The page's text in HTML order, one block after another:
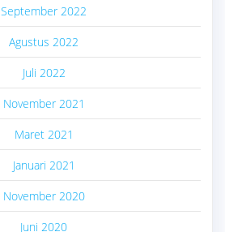
September 2022
Agustus 2022
Juli 2022
November 2021
Maret 2021
Januari 2021
November 2020
Juni 2020